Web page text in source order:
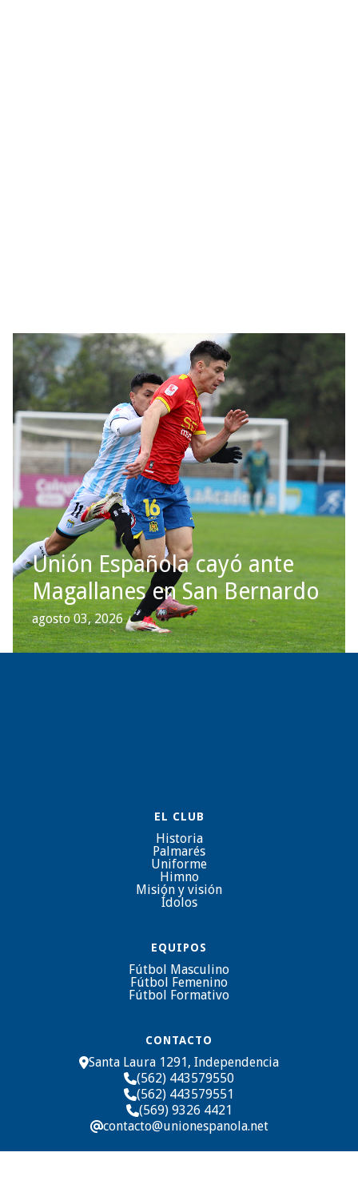
Unión Española cayó ante
Magallanes en San Bernardo
agosto 03, 2026
EL CLUB
Historia
Palmarés
Uniforme
Himno
Misión y visión
Ídolos
EQUIPOS
Fútbol Masculino
Fútbol Femenino
Fútbol Formativo
CONTACTO
Santa Laura 1291, Independencia
(562) 443579550
(562) 443579551
(569) 9326 4421
@contacto@unionespanola.net